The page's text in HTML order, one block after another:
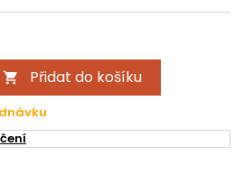
 Přidat do košíku